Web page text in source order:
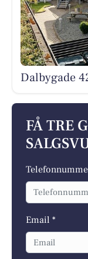
Dalbygade
FÅ TRE
Email *